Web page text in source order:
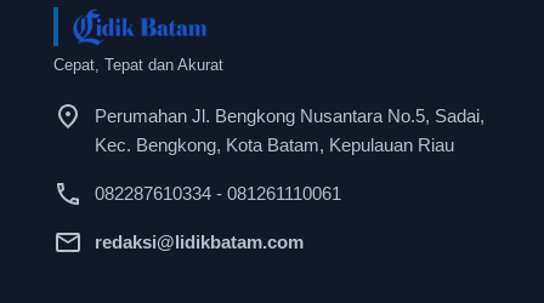
Cepat, Tepat dan Akurat
Perumahan Jl. Bengkong Nusantara No.5, Sadai,
Kec. Bengkong, Kota Batam, Kepulauan Riau
082287610334 - 081261110061
redaksi@lidikbatam.com